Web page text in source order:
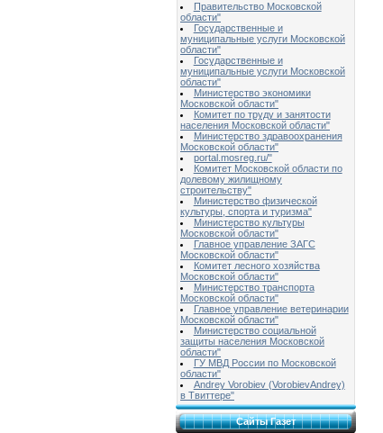
Правительство Московской
области"
Государственные и
муниципальные услуги Московской
области"
Государственные и
муниципальные услуги Московской
области"
Министерство экономики
Московской области"
Комитет по труду и занятости
населения Московской области"
Министерство здравоохранения
Московской области"
portal.mosreg.ru/"
Комитет Московской области по
долевому жилищному
строительству"
Министерство физической
культуры, спорта и туризма"
Министерство культуры
Московской области"
Главное управление ЗАГС
Московской области"
Комитет лесного хозяйства
Московской области"
Министерство транспорта
Московской области"
Главное управление ветеринарии
Московской области"
Министерство социальной
защиты населения Московской
области"
ГУ МВД России по Московской
области"
Andrey Vorobiev (VorobievAndrey)
в Твиттере"
Сайты Газет